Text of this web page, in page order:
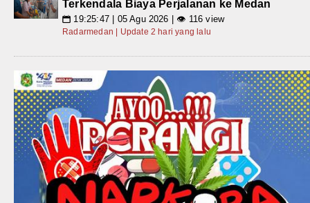
Terkendala Biaya Perjalanan ke Medan
📅 19:25:47 | 05 Agu 2026 | 👁 116 view
Radarmedan | Update 2 hari yang lalu